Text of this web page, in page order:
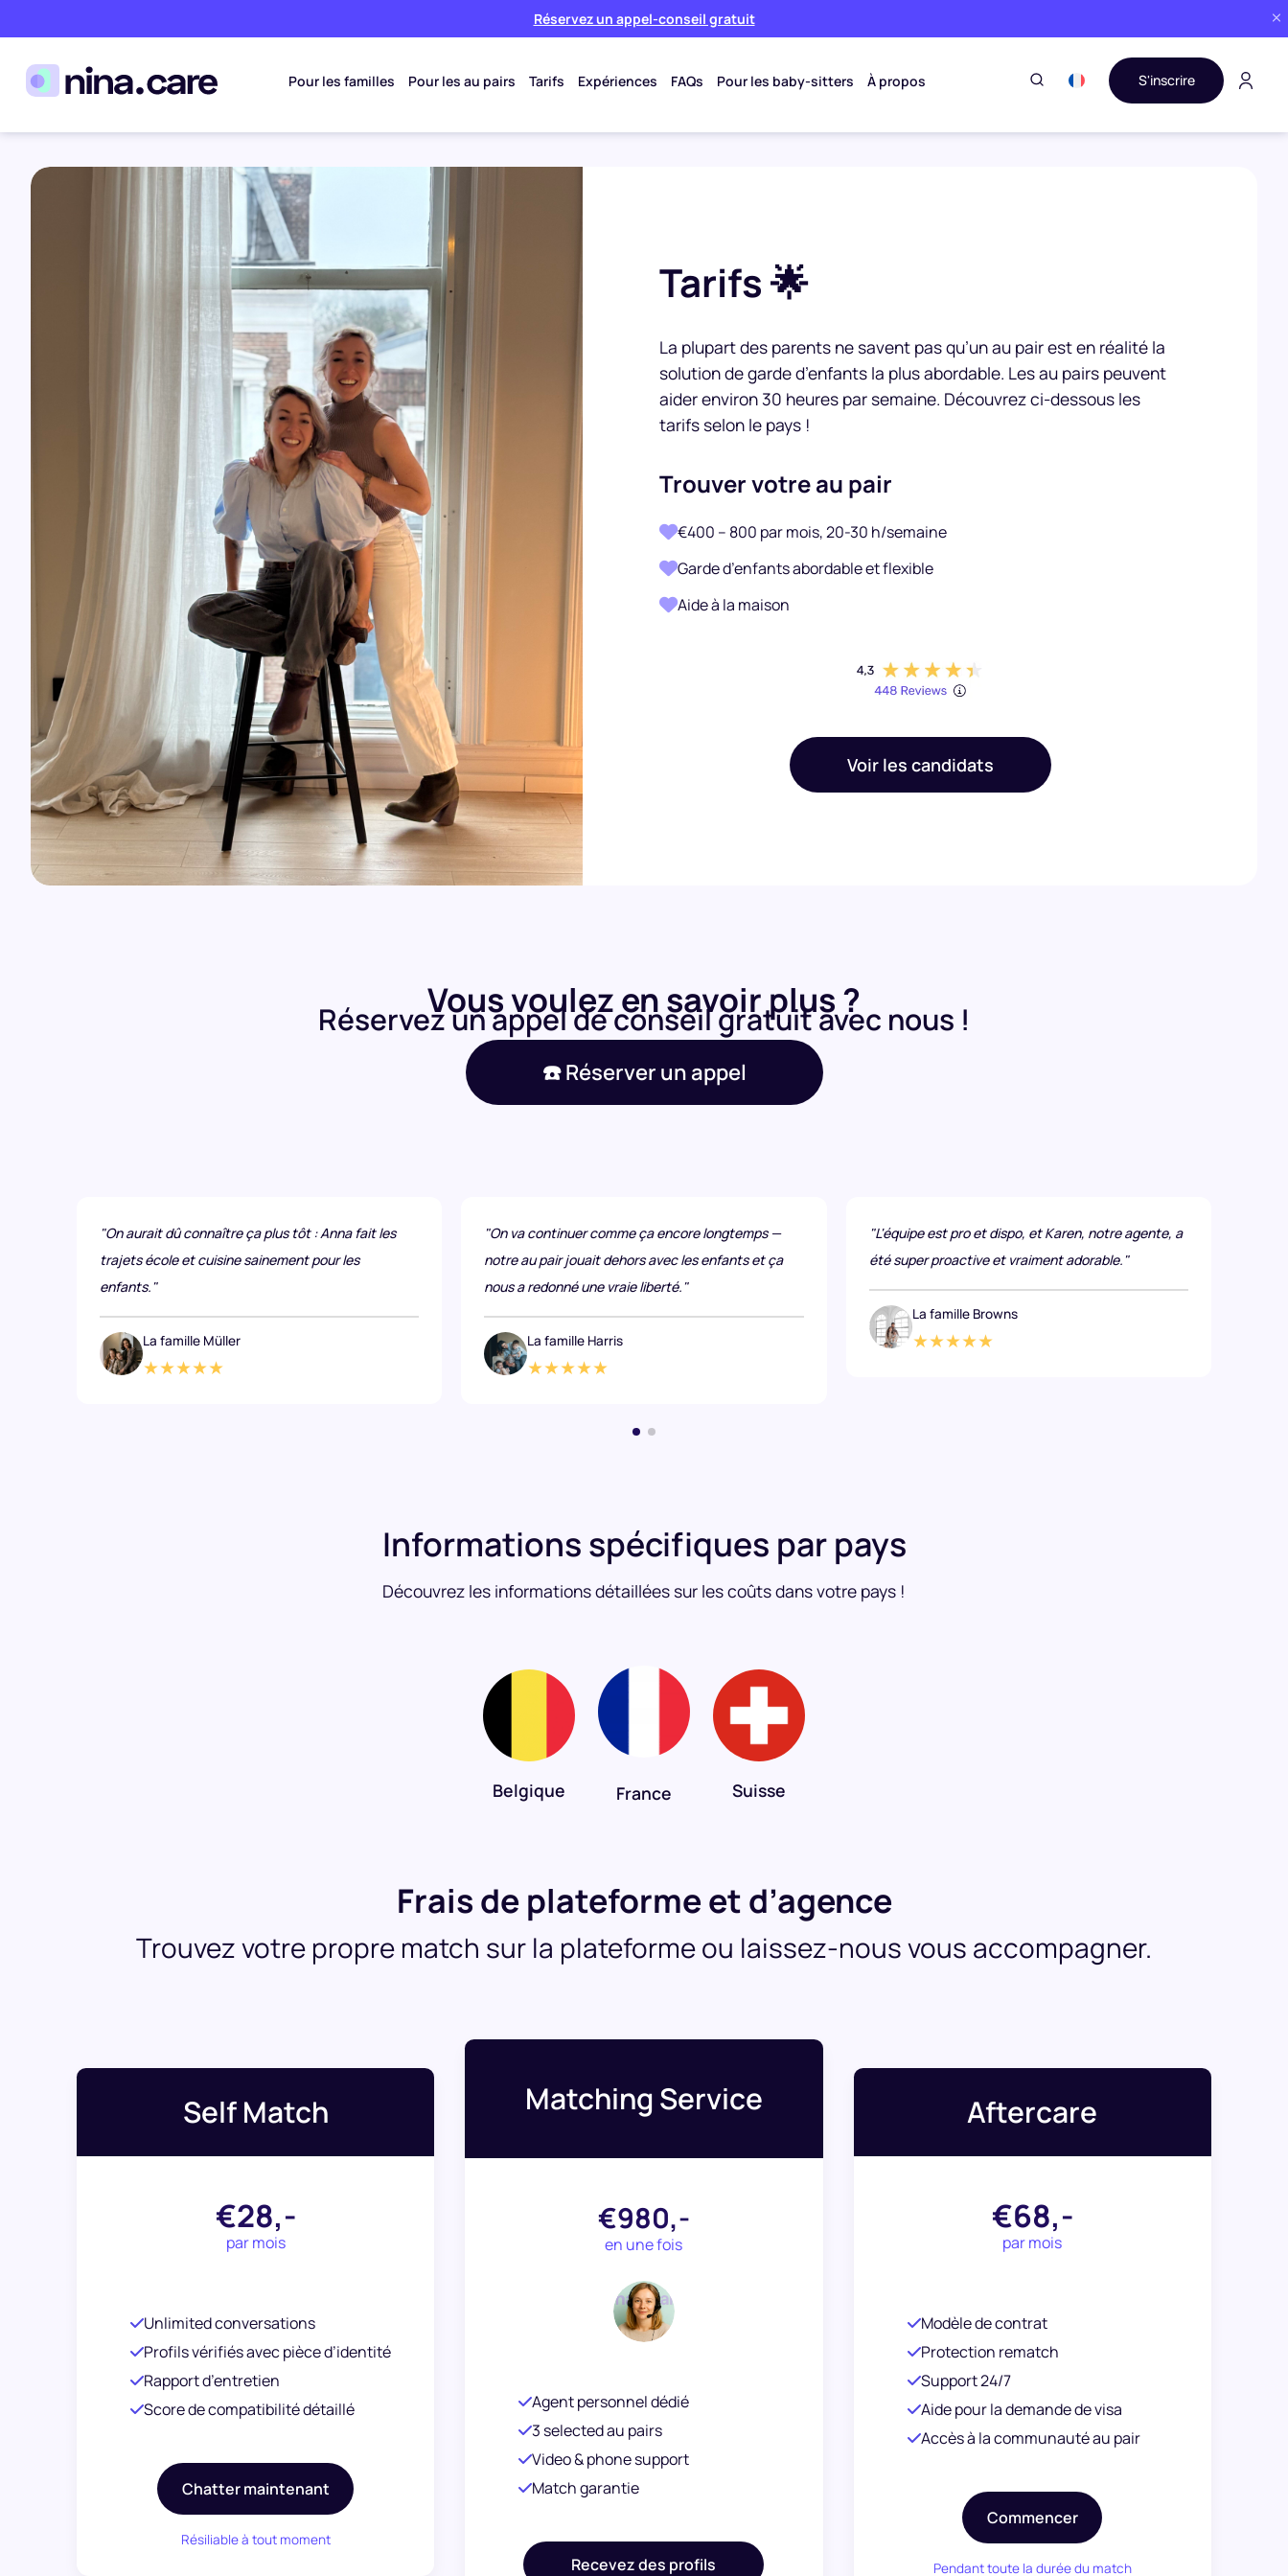
Réservez un appel-conseil gratuit
Pour les familles Pour les au pairs Tarifs Expériences FAQs Pour les baby-sitters À propos S'inscrire
Tarifs 🌟
La plupart des parents ne savent pas qu’un au pair est en réalité la
solution de garde d’enfants la plus abordable. Les au pairs peuvent
aider environ 30 heures par semaine. Découvrez ci-dessous les
tarifs selon le pays !
Trouver votre au pair
€400 – 800 par mois, 20-30 h/semaine
Garde d’enfants abordable et flexible
Aide à la maison
Voir les candidats
Vous voulez en savoir plus ?
Réservez un appel de conseil gratuit avec nous !
☎️ Réserver un appel
"On aurait dû connaître ça plus tôt : Anna fait les
trajets école et cuisine sainement pour les
enfants."
La famille Müller
★★★★★
"On va continuer comme ça encore longtemps —
notre au pair jouait dehors avec les enfants et ça
nous a redonné une vraie liberté."
La famille Harris
★★★★★
"L'équipe est pro et dispo, et Karen, notre agente, a
été super proactive et vraiment adorable."
La famille Browns
★★★★★
Informations spécifiques par pays
Découvrez les informations détaillées sur les coûts dans votre pays !
Belgique France Suisse
Frais de plateforme et d’agence
Trouvez votre propre match sur la plateforme ou laissez-nous vous accompagner.
Self Match
€28,-
par mois
Unlimited conversations
Profils vérifiés avec pièce d’identité
Rapport d’entretien
Score de compatibilité détaillé
Chatter maintenant
Résiliable à tout moment
Matching Service
€980,-
en une fois
Agent personnel dédié
3 selected au pairs
Video & phone support
Match garantie
Recevez des profils
Aftercare
€68,-
par mois
Modèle de contrat
Protection rematch
Support 24/7
Aide pour la demande de visa
Accès à la communauté au pair
Commencer
Pendant toute la durée du match